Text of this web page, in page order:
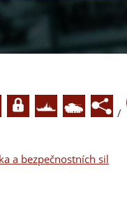
/
a bezpečnostních sil